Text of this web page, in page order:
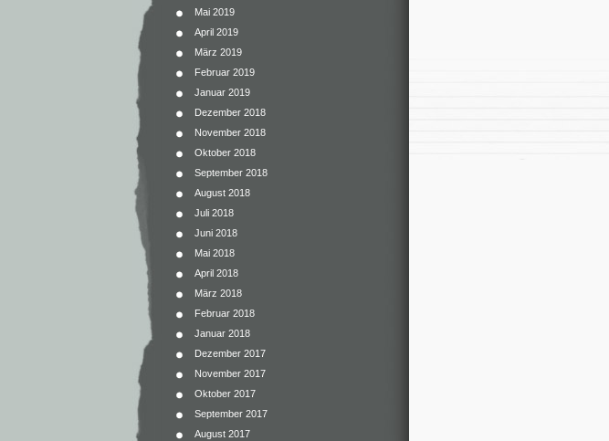
Mai 2019
April 2019
März 2019
Februar 2019
Januar 2019
Dezember 2018
November 2018
Oktober 2018
September 2018
August 2018
Juli 2018
Juni 2018
Mai 2018
April 2018
März 2018
Februar 2018
Januar 2018
Dezember 2017
November 2017
Oktober 2017
September 2017
August 2017